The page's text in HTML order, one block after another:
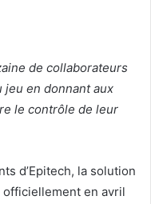
de collaborateurs
en donnant aux
le contrôle de leur
d’Epitech, la solution
officiellement en avril